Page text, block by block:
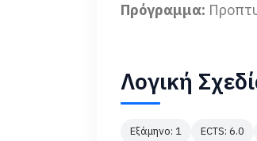
Πρόγραμμα:
Λογική
Εξάμηνο: 1 ECTS: 6.0